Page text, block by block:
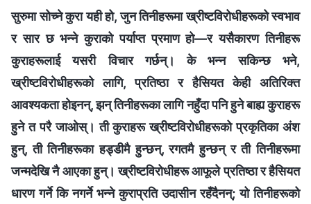
सुरुमा सोच्ने कुरा यही हो, जुन तिनीहरूमा ख्रीष्टविरोधीहरूको स्वभाव
र सार छ भन्‍ने कुराको पर्याप्त प्रमाण हो—र यसैकारण तिनीहरू
कुराहरूलाई यसरी विचार गर्छन्। के भन्न सकिन्छ भने,
ख्रीष्टविरोधीहरूको लागि, प्रतिष्ठा र हैसियत केही अतिरिक्त
आवश्यकता होइनन्, झन् तिनीहरूका लागि नहुँदा पनि हुने बाह्य कुराहरू
हुने त परै जाओस्। ती कुराहरू ख्रीष्टविरोधीहरूको प्रकृतिका अंश
हुन्, ती तिनीहरूका हड्डीमै हुन्छन्, रगतमै हुन्छन् र ती तिनीहरूमा
जन्मदेखि नै आएका हुन्। ख्रीष्टविरोधीहरू आफूले प्रतिष्ठा र हैसियत
धारण गर्ने कि नगर्ने भन्ने कुराप्रति उदासीन रहँदैनन्; यो तिनीहरूको